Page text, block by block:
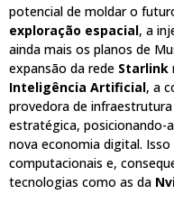
potencial de moldar o
exploração espacial, a
ainda mais os planos de
expansão da rede Starlink
Inteligência Artificial, a
provedora de
estratégica, posicionando-
nova economia digital.
computacionais e,
tecnologias como as da